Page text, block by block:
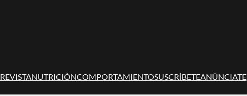
REVISTANUTRICIÓNCOMPORTAMIENTOSUSCRÍBETEANÚNCIATE